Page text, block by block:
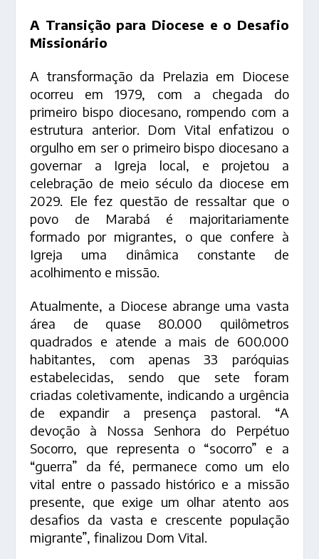
A Transição para Diocese e o Desafio
Missionário
A transformação da Prelazia em Diocese
ocorreu em 1979, com a chegada do
primeiro bispo diocesano, rompendo com a
estrutura anterior. Dom Vital enfatizou o
orgulho em ser o primeiro bispo diocesano a
governar a Igreja local, e projetou a
celebração de meio século da diocese em
2029. Ele fez questão de ressaltar que o
povo de Marabá é majoritariamente
formado por migrantes, o que confere à
Igreja uma dinâmica constante de
acolhimento e missão.
Atualmente, a Diocese abrange uma vasta
área de quase 80.000 quilômetros
quadrados e atende a mais de 600.000
habitantes, com apenas 33 paróquias
estabelecidas, sendo que sete foram
criadas coletivamente, indicando a urgência
de expandir a presença pastoral. “A
devoção à Nossa Senhora do Perpétuo
Socorro, que representa o “socorro” e a
“guerra” da fé, permanece como um elo
vital entre o passado histórico e a missão
presente, que exige um olhar atento aos
desafios da vasta e crescente população
migrante”, finalizou Dom Vital.